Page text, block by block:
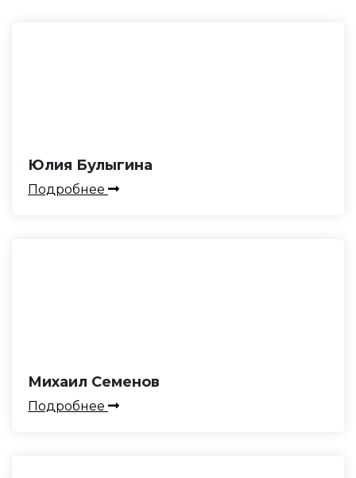
Юлия Булыгина
Подробнее
Михаил Семенов
Подробнее